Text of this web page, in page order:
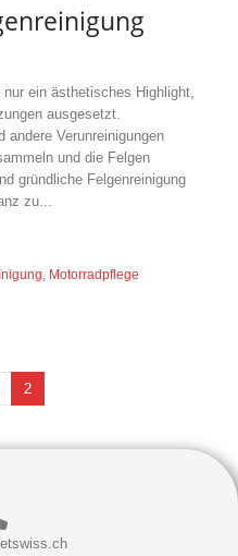
ein ästhetisches Highlight,
ausgesetzt.
Verunreinigungen
und die Felgen
gründliche Felgenreinigung
zu...
Motorradpflege
2